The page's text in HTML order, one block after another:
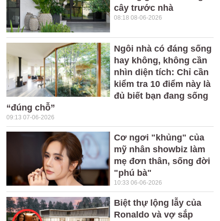
cây trước nhà
08:18 08-06-2026
Ngôi nhà có đáng sống
hay không, không cần
nhìn diện tích: Chỉ cần
kiểm tra 10 điểm này là
đủ biết bạn đang sống
“đúng chỗ”
09:13 07-06-2026
Cơ ngơi "khủng" của
mỹ nhân showbiz làm
mẹ đơn thân, sống đời
"phú bà"
10:33 06-06-2026
Biệt thự lộng lẫy của
Ronaldo và vợ sắp